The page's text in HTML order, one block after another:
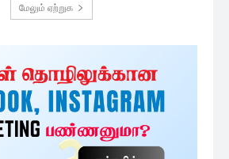
மேலும் ஏற்றுக